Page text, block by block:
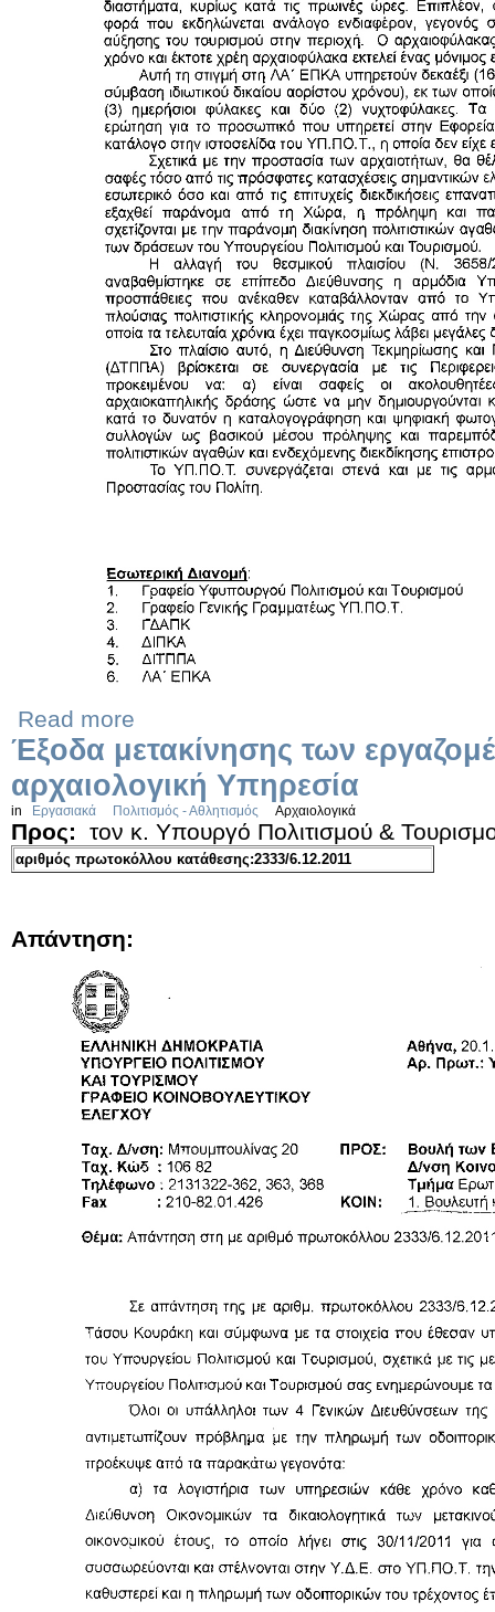
Read more
Έξοδα μετακίνησης των
αρχαιολογική Υπηρεσία
in Εργασιακά Πολιτισμός - Αθλητισμός Αρχαιολογικά
Προς: τον κ. Υπουργό Πολιτισμού &
αριθμός πρωτοκόλλου κατάθεσης:2333/6.12.2011
Απάντηση: